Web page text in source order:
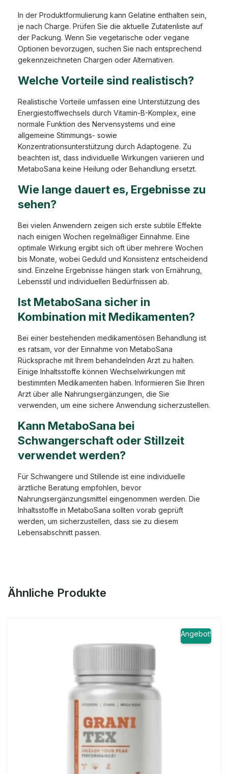
In der Produktformulierung kann Gelatine enthalten sein,
je nach Charge. Prüfen Sie die aktuelle Zutatenliste auf
der Packung. Wenn Sie vegetarische oder vegane
Optionen bevorzugen, suchen Sie nach entsprechend
gekennzeichneten Chargen oder Alternativen.
Welche Vorteile sind realistisch?
Realistische Vorteile umfassen eine Unterstützung des
Energiestoffwechsels durch Vitamin-B-Komplex, eine
normale Funktion des Nervensystems und eine
allgemeine Stimmungs- sowie
Konzentrationsunterstützung durch Adaptogene. Zu
beachten ist, dass individuelle Wirkungen variieren und
MetaboSana keine Heilung oder Behandlung ersetzt.
Wie lange dauert es, Ergebnisse zu
sehen?
Bei vielen Anwendern zeigen sich erste subtile Effekte
nach einigen Wochen regelmäßiger Einnahme. Eine
optimale Wirkung ergibt sich oft über mehrere Wochen
bis Monate, wobei Geduld und Konsistenz entscheidend
sind. Einzelne Ergebnisse hängen stark von Ernährung,
Lebensstil und individuellen Bedürfnissen ab.
Ist MetaboSana sicher in
Kombination mit Medikamenten?
Bei einer bestehenden medikamentösen Behandlung ist
es ratsam, vor der Einnahme von MetaboSana
Rücksprache mit Ihrem behandelnden Arzt zu halten.
Einige Inhaltsstoffe können Wechselwirkungen mit
bestimmten Medikamenten haben. Informieren Sie Ihren
Arzt über alle Nahrungsergänzungen, die Sie
verwenden, um eine sichere Anwendung sicherzustellen.
Kann MetaboSana bei
Schwangerschaft oder Stillzeit
verwendet werden?
Für Schwangere und Stillende ist eine individuelle
ärztliche Beratung empfohlen, bevor
Nahrungsergänzungsmittel eingenommen werden. Die
Inhaltsstoffe in MetaboSana sollten vorab geprüft
werden, um sicherzustellen, dass sie zu diesem
Lebensabschnitt passen.
Ähnliche Produkte
Angebot!